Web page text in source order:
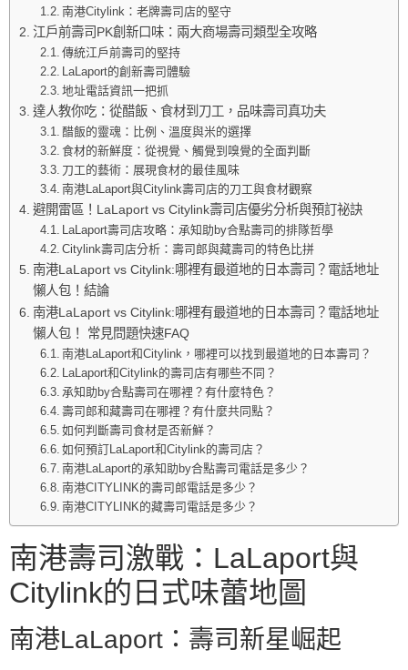
南港Citylink：老牌壽司店的堅守
江戶前壽司PK創新口味：兩大商場壽司類型全攻略
傳統江戶前壽司的堅持
LaLaport的創新壽司體驗
地址電話資訊一把抓
達人教你吃：從醋飯、食材到刀工，品味壽司真功夫
醋飯的靈魂：比例、溫度與米的選擇
食材的新鮮度：從視覺、觸覺到嗅覺的全面判斷
刀工的藝術：展現食材的最佳風味
南港LaLaport與Citylink壽司店的刀工與食材觀察
避開雷區！LaLaport vs Citylink壽司店優劣分析與預訂祕訣
LaLaport壽司店攻略：承知助by合點壽司的排隊哲學
Citylink壽司店分析：壽司郎與藏壽司的特色比拼
南港LaLaport vs Citylink:哪裡有最道地的日本壽司？電話地址
懶人包！結論
南港LaLaport vs Citylink:哪裡有最道地的日本壽司？電話地址
懶人包！ 常見問題快速FAQ
南港LaLaport和Citylink，哪裡可以找到最道地的日本壽司？
LaLaport和Citylink的壽司店有哪些不同？
承知助by合點壽司在哪裡？有什麼特色？
壽司郎和藏壽司在哪裡？有什麼共同點？
如何判斷壽司食材是否新鮮？
如何預訂LaLaport和Citylink的壽司店？
南港LaLaport的承知助by合點壽司電話是多少？
南港CITYLINK的壽司郎電話是多少？
南港CITYLINK的藏壽司電話是多少？
南港壽司激戰：LaLaport與
Citylink的日式味蕾地圖
南港LaLaport：壽司新星崛起